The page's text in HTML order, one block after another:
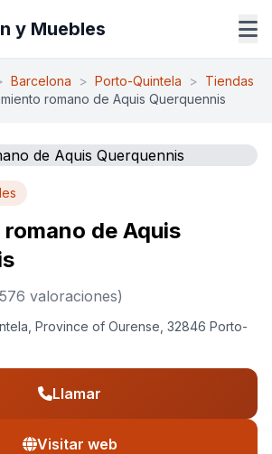
y Muebles
Barcelona > Porto-Quintela > Tiendas
romano de Aquis Querquennis
de Aquis
valoraciones)
Province of Ourense, 32846 Porto-
Llamar
Visitar web